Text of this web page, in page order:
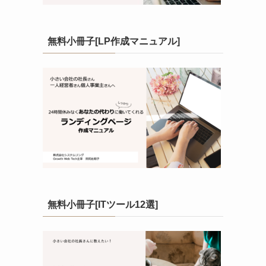
無料小冊子[LP作成マニュアル]
無料小冊子[ITツール12選]